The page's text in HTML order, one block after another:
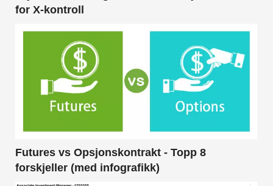
for X-kontroll
Futures vs Opsjonskontrakt - Topp 8
forskjeller (med infografikk)